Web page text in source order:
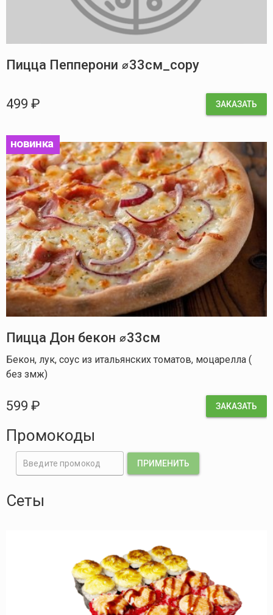
Пицца Пепперони ⌀33см_copy
499 ₽ ЗАКАЗАТЬ
новинка
Пицца Дон бекон ⌀33см
Бекон, лук, соус из итальянских томатов, моцарелла (
без змж)
599 ₽ ЗАКАЗАТЬ
Промокоды
Введите промокод ПРИМЕНИТЬ
Сеты